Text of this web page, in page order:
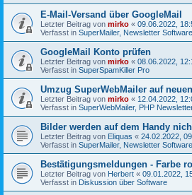
E-Mail-Versand über GoogleMail
Letzter Beitrag von mirko « 09.06.2022,
Verfasst in SuperMailer, Newsletter
GoogleMail Konto prüfen
Letzter Beitrag von mirko « 08.06.2022,
Verfasst in SuperSpamKiller Pro
Umzug SuperWebMailer auf
Letzter Beitrag von mirko « 12.04.2022,
Verfasst in SuperWebMailer, PHP
Bilder werden auf dem Handy
Letzter Beitrag von Eliquas « 24.02.2022,
Verfasst in SuperMailer, Newsletter
Bestätigungsmeldungen - Farbe
Letzter Beitrag von Herbert « 09.01.2022,
Verfasst in Diskussion über Software